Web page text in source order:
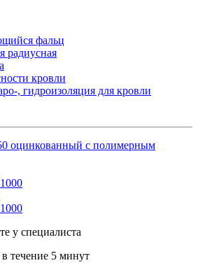
фальц
радиусная
кровли
, гидроизоляция для кровли
оцинкованный с полимерным
у специалиста
течение 5 минут